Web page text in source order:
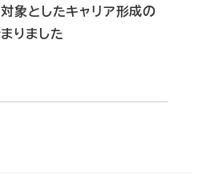
象としたキャリア形成の
りました